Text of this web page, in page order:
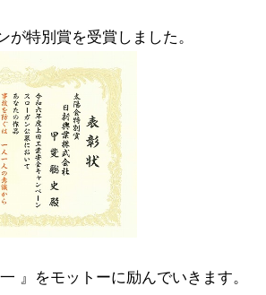
が特別賞を受賞しました。
』をモットーに励んでいきます。